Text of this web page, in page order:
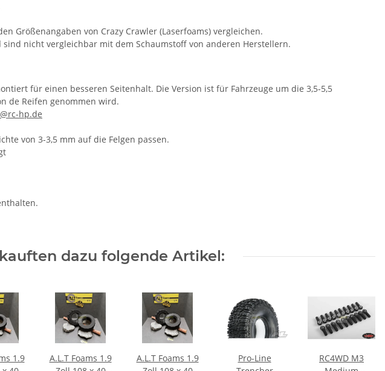
Größenangaben von Crazy Crawler (Laserfoams) vergleichen.
nicht vergleichbar mit dem Schaumstoff von anderen Herstellern.
für einen besseren Seitenhalt. Die Version ist für Fahrzeuge um die 3,5-5,5
de Reifen genommen wird.
hp.de
von 3-3,5 mm auf die Felgen passen.
dazu folgende Artikel:
1.9
A.L.T Foams 1.9
A.L.T Foams 1.9
Pro-Line
RC4WD M3